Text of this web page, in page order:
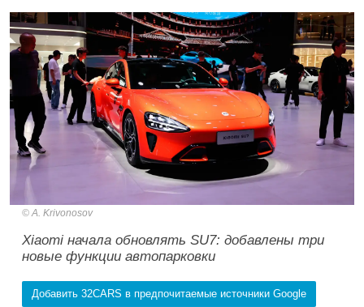
A. Krivonosov
Xiaomi начала обновлять SU7: добавлены три
новые функции автопарковки
Добавить 32CARS в предпочитаемые источники Google